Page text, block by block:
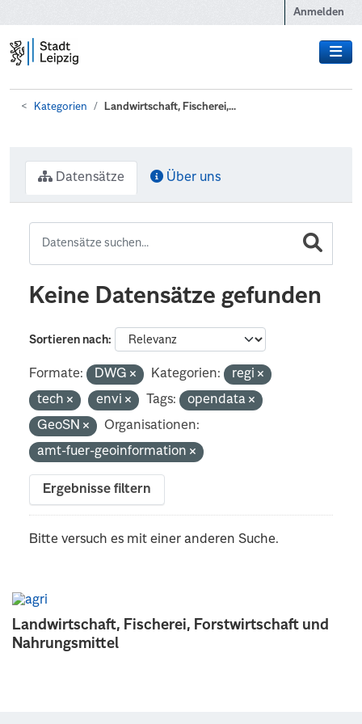
Anmelden
Kategorien Landwirtschaft, Fischerei,...
Landwirtschaft, Fischerei, Forstwirtschaft und
Nahrungsmittel
Datensätze Über uns
Keine Datensätze gefunden
Sortieren nach
Formate: DWG Kategorien:
regi
tech
envi Tags:
opendata
GeoSN
Organisationen:
amt-fuer-geoinformation
Ergebnisse filtern
Bitte versuch es mit einer anderen Suche.